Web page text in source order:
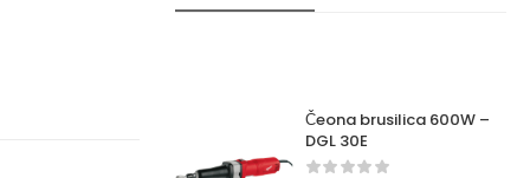
Čeona brusilica 600W –
DGL 30E